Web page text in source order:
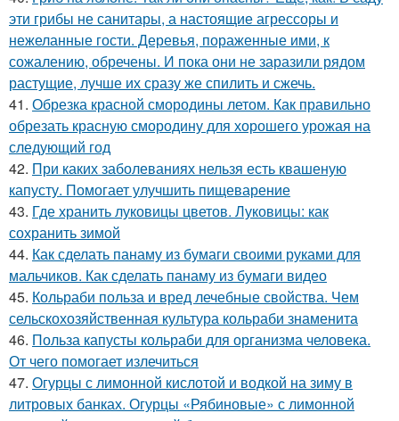
эти грибы не санитары, а настоящие агрессоры и
нежеланные гости. Деревья, пораженные ими, к
сожалению, обречены. И пока они не заразили рядом
растущие, лучше их сразу же спилить и сжечь.
41. Обрезка красной смородины летом. Как правильно
обрезать красную смородину для хорошего урожая на
следующий год
42. При каких заболеваниях нельзя есть квашеную
капусту. Помогает улучшить пищеварение
43. Где хранить луковицы цветов. Луковицы: как
сохранить зимой
44. Как сделать панаму из бумаги своими руками для
мальчиков. Как сделать панаму из бумаги видео
45. Кольраби польза и вред лечебные свойства. Чем
сельскохозяйственная культура кольраби знаменита
46. Польза капусты кольраби для организма человека.
От чего помогает излечиться
47. Огурцы с лимонной кислотой и водкой на зиму в
литровых банках. Огурцы «Рябиновые» с лимонной